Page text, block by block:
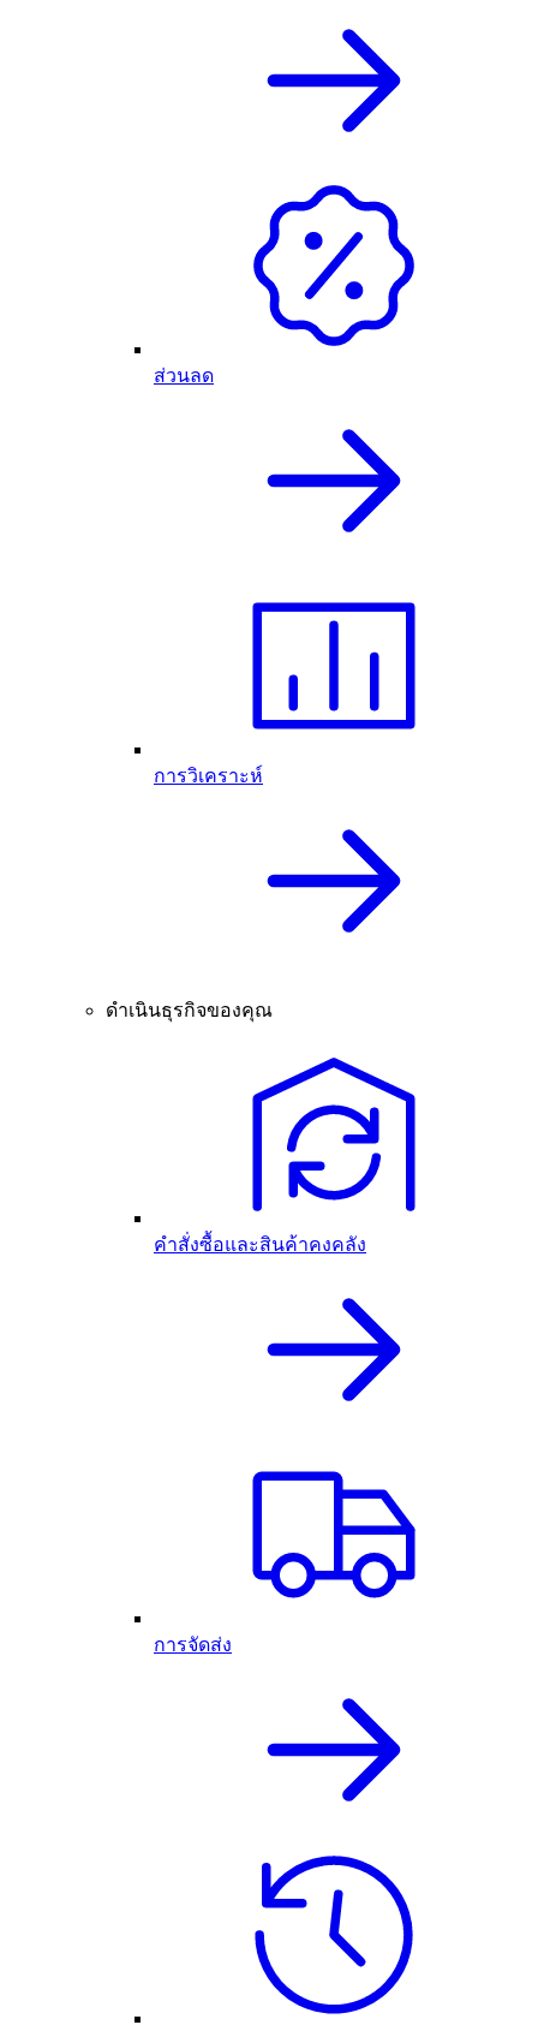
ส่วนลด
การวิเคราะห์
ดำเนินธุรกิจของคุณ
คำสั่งซื้อและสินค้าคงคลัง
การจัดส่ง